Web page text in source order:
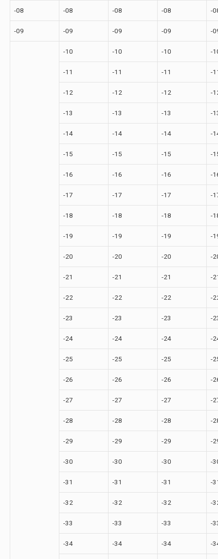
-08 -08 -08 -08 -
-09 -09 -09 -09 -
-10 -10 -10 -
-11 -11 -11 -
-12 -12 -12 -
-13 -13 -13 -
-14 -14 -14 -
-15 -15 -15 -
-16 -16 -16 -
-17 -17 -17 -
-18 -18 -18 -
-19 -19 -19 -
-20 -20 -20 -
-21 -21 -21 -
-22 -22 -22 -
-23 -23 -23 -
-24 -24 -24 -
-25 -25 -25 -
-26 -26 -26 -
-27 -27 -27 -
-28 -28 -28 -
-29 -29 -29 -
-30 -30 -30 -
-31 -31 -31 -
-32 -32 -32 -
-33 -33 -33 -
-34 -34 -34 -